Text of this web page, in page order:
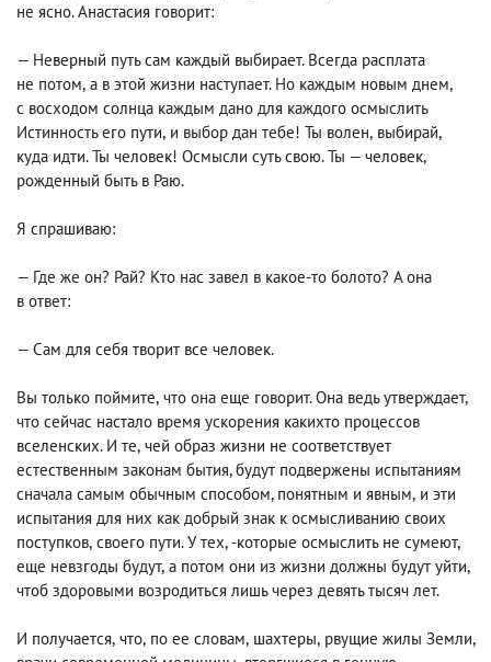
не ясно. Анастасия говорит:
— Неверный путь сам каждый выбирает. Всегда расплата
не потом, а в этой жизни наступает. Но каждым новым днем,
с восходом солнца каждым дано для каждого осмыслить
Истинность его пути, и выбор дан тебе! Ты волен, выбирай,
куда идти. Ты человек! Осмысли суть свою. Ты — человек,
рожденный быть в Раю.
Я спрашиваю:
— Где же он? Рай? Кто нас завел в какое-то болото? А она
в ответ:
— Сам для себя творит все человек.
Вы только поймите, что она еще говорит. Она ведь утверждает,
что сейчас настало время ускорения какихто процессов
вселенских. И те, чей образ жизни не соответствует
естественным законам бытия, будут подвержены испытаниям
сначала самым обычным способом, понятным и явным, и эти
испытания для них как добрый знак к осмысливанию своих
поступков, своего пути. У тех,-которые осмыслить не сумеют,
еще невзгоды будут, а потом они из жизни должны будут уйти,
чтоб здоровыми возродиться лишь через девять тысяч лет.
И получается, что, по ее словам, шахтеры, рвущие жилы Земли,